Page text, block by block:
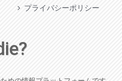
プライバシーポリシー